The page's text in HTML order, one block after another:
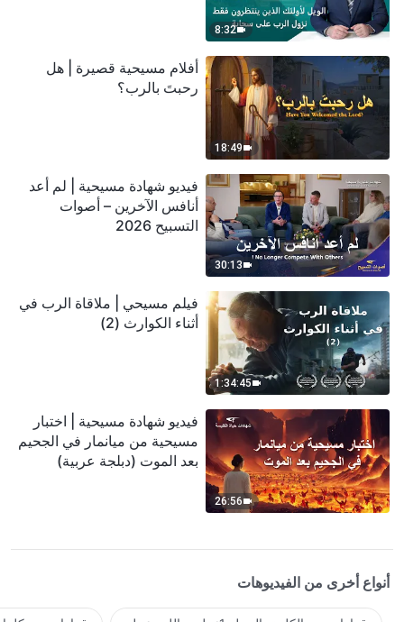
8:32
18:49
أفلام مسيحية قصيرة | هل
رحبتَ بالرب؟
30:13
فيديو شهادة مسيحية | لم أعد
أنافس الآخرين – أصوات
التسبيح 2026
1:34:45
فيلم مسيحي | ملاقاة الرب في
أثناء الكوارث (2)
26:56
فيديو شهادة مسيحية | اختبار
مسيحية من ميانمار في الجحيم
بعد الموت (دبلجة عربية)
أنواع أخرى من الفيديوهات